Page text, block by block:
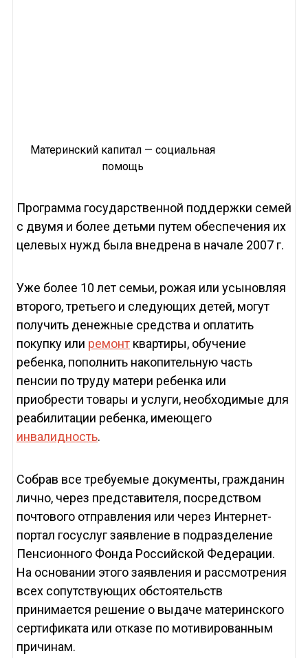
Материнский капитал — социальная
помощь
Программа государственной поддержки семей
с двумя и более детьми путем обеспечения их
целевых нужд была внедрена в начале 2007 г.
Уже более 10 лет семьи, рожая или усыновляя
второго, третьего и следующих детей, могут
получить денежные средства и оплатить
покупку или ремонтквартиры, обучение
ребенка, пополнить накопительную часть
пенсии по труду матери ребенка или
приобрести товары и услуги, необходимые для
реабилитации ребенка, имеющего
инвалидность.
Собрав все требуемые документы, гражданин
лично, через представителя, посредством
почтового отправления или через Интернет-
портал госуслуг заявление в подразделение
Пенсионного Фонда Российской Федерации.
На основании этого заявления и рассмотрения
всех сопутствующих обстоятельств
принимается решение о выдаче материнского
сертификата или отказе по мотивированным
причинам.